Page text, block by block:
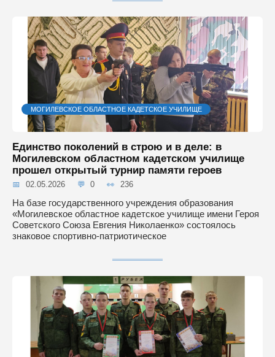
МОГИЛЕВСКОЕ ОБЛАСТНОЕ КАДЕТСКОЕ УЧИЛИЩЕ
Единство поколений в строю и в деле: в
Могилевском областном кадетском училище
прошел открытый турнир памяти героев
02.05.2026 0 236
На базе государственного учреждения образования
«Могилевское областное кадетское училище имени Героя
Советского Союза Евгения Николаенко» состоялось
знаковое спортивно-патриотическое